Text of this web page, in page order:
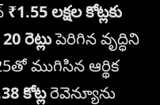
₹1.55 లక్షల కోట్లకు
20 రెట్లుపెరిగిన వృద్ధిని
ముగిసిన ఆర్థిక
కోట్లరెవెన్యూను